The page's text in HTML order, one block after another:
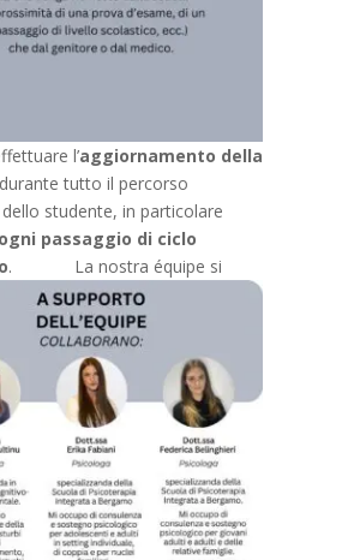
l’aggiornamento della
durante tutto il percorso
studente, in particolare
passaggio di ciclo
. La nostra équipe si